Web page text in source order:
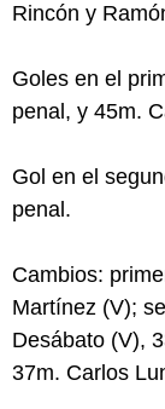
Rincón y
Goles en el
penal, y 45m.
Gol en el
penal.
Cambios:
Martínez (V);
Desábato (V),
37m. Carlos